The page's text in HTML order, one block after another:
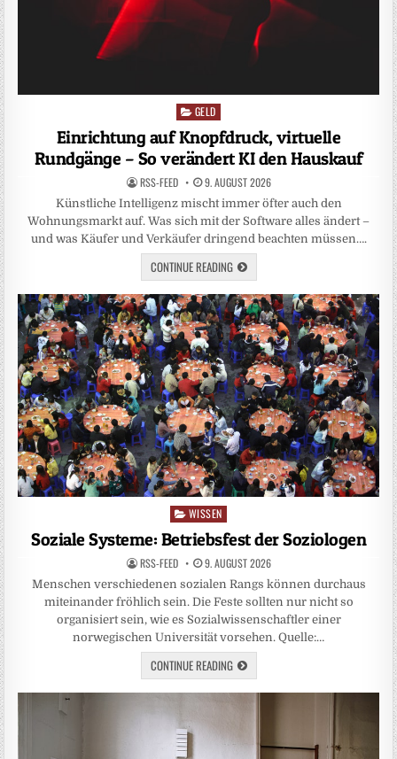
Posted
in
GELD
Einrichtung auf Knopfdruck, virtuelle
Rundgänge – So verändert KI den Hauskauf
RSS-FEED 9. AUGUST 2026
Künstliche Intelligenz mischt immer öfter auch den
Wohnungsmarkt auf. Was sich mit der Software alles ändert –
und was Käufer und Verkäufer dringend beachten müssen….
CONTINUE READING
Posted
in
WISSEN
Soziale Systeme: Betriebsfest der Soziologen
RSS-FEED 9. AUGUST 2026
Menschen verschiedenen sozialen Rangs können durchaus
miteinander fröhlich sein. Die Feste sollten nur nicht so
organisiert sein, wie es Sozialwissenschaftler einer
norwegischen Universität vorsehen. Quelle:…
CONTINUE READING